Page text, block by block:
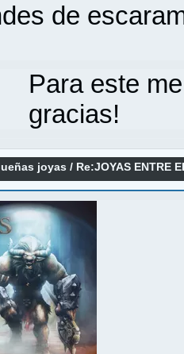
de
Para este
gracias!
joyas / Re:JOYAS ENTRE